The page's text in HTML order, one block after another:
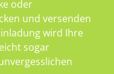
oder
und versenden
wird Ihre
sogar